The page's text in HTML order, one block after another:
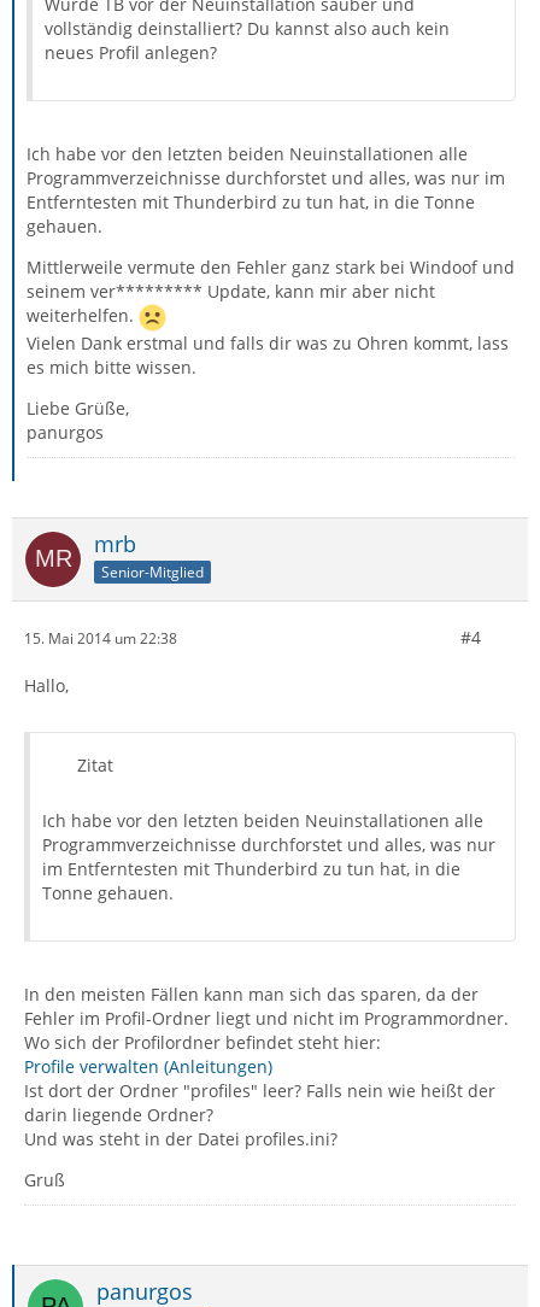
vollständig deinstalliert? Du kannst also auch kein
neues Profil anlegen?
Ich habe vor den letzten beiden Neuinstallationen alle
Programmverzeichnisse durchforstet und alles, was nur im
Entferntesten mit Thunderbird zu tun hat, in die Tonne
gehauen.
Mittlerweile vermute den Fehler ganz stark bei Windoof und
seinem ver********* Update, kann mir aber nicht
weiterhelfen.
Vielen Dank erstmal und falls dir was zu Ohren kommt, lass
es mich bitte wissen.
Liebe Grüße,
panurgos
mrb
Senior-Mitglied
15. Mai 2014 um 22:38 #4
Hallo,
Zitat
Ich habe vor den letzten beiden Neuinstallationen alle
Programmverzeichnisse durchforstet und alles, was nur
im Entferntesten mit Thunderbird zu tun hat, in die
Tonne gehauen.
In den meisten Fällen kann man sich das sparen, da der
Fehler im Profil-Ordner liegt und nicht im Programmordner.
Wo sich der Profilordner befindet steht hier:
Profile verwalten (Anleitungen)
Ist dort der Ordner "profiles" leer? Falls nein wie heißt der
darin liegende Ordner?
Und was steht in der Datei profiles.ini?
Gruß
panurgos